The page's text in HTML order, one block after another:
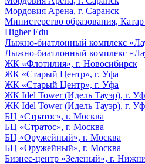
Мордовия Арена, г. Саранск
Министерство образования,
Higher Edu
Лыжно-биатлонный комплекс
Лыжно-биатлонный комплекс
ЖК «Флотилия», г. Новосибирск
ЖК «Старый Центр», г. Уфа
ЖК «Старый Центр», г. Уфа
ЖК Idel Tower (Идель Тауэр), г.
ЖК Idel Tower (Идель Тауэр), г.
БЦ «Стратос», г. Москва
БЦ «Стратос», г. Москва
БЦ «Оружейный», г. Москва
БЦ «Оружейный», г. Москва
Бизнес-центр «Зеленый», г.